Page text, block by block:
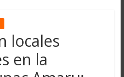
locales
en la